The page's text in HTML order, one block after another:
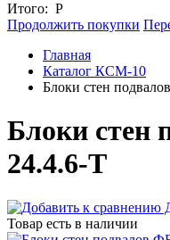
Итого: Р
Продолжить покупки
Главная
Каталог КСМ-10
Блоки стен
Блоки стен
24.4.6-Т
Товар есть в наличии